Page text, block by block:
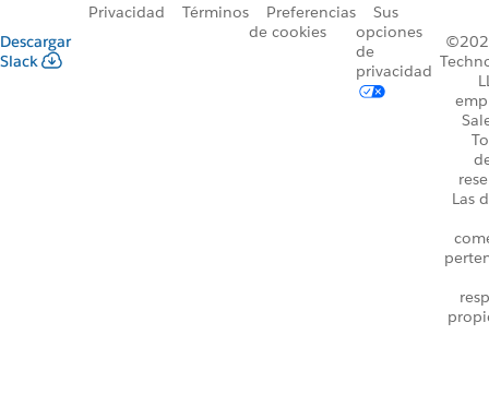
Descargar
Slack
Privacidad Términos
Preferencias
de cookies
Sus
opciones
de
privacidad
Las